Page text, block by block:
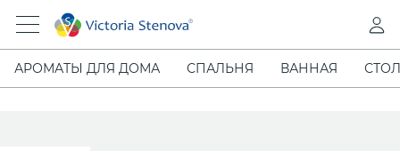
АРОМАТЫ ДЛЯ ДОМА СПАЛЬНЯ ВАННАЯ